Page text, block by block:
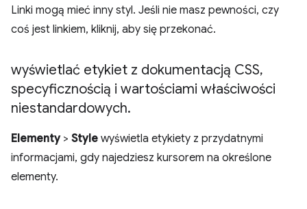
Linki mogą mieć inny styl. Jeśli nie masz pewności, czy
coś jest linkiem, kliknij, aby się przekonać.
wyświetlać etykiet z dokumentacją CSS,
specyficznością i wartościami właściwości
niestandardowych.
Elementy> Style wyświetla etykiety z przydatnymi
informacjami, gdy najedziesz kursorem na określone
elementy.